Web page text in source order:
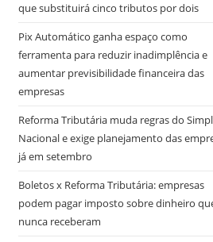
que substituirá cinco tributos por dois
Pix Automático ganha espaço como
ferramenta para reduzir inadimplência e
aumentar previsibilidade financeira das
empresas
Reforma Tributária muda regras do
Nacional e exige planejamento das
já em setembro
Boletos x Reforma Tributária: empresas
podem pagar imposto sobre dinheiro
nunca receberam